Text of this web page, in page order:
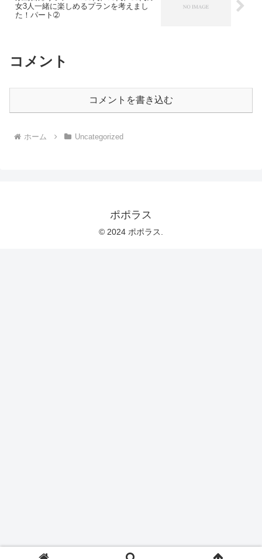
女3人一緒に楽しめるプランを考えまし
た！パート➁
コメント
コメントを書き込む
ホーム Uncategorized
ポポラス
© 2024 ポポラス.